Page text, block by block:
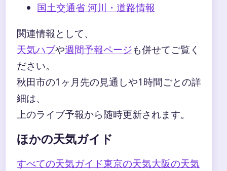
国土交通省 河川・道路情報
関連情報として、
天気ハブや週間予報ページも併せてご覧く
ださい。
秋田市の1ヶ月先の見通しや1時間ごとの詳
細は、
上のライブ予報から随時更新されます。
ほかの天気ガイド
すべての天気ガイド東京の天気大阪の天気